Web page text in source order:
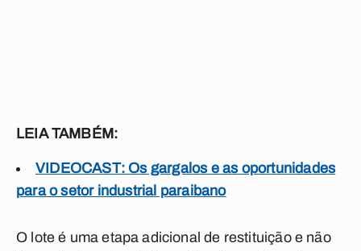
LEIA TAMBÉM:
VIDEOCAST: Os gargalos e as oportunidades
para o setor industrial paraibano
O lote é uma etapa adicional de restituição e não